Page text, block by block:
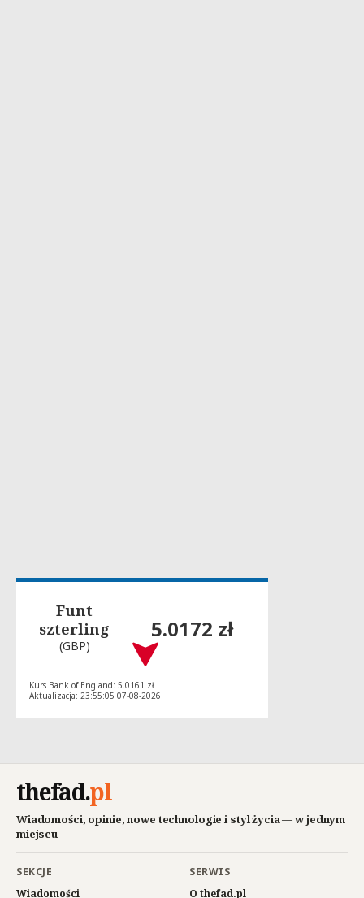
Funt
szterling
(GBP)
5.0172 zł
Kurs Bank of England: 5.0161 zł
Aktualizacja: 23:55:05 07-08-2026
thefad.pl
Wiadomości, opinie, nowe technologie i styl życia — w jednym
miejscu
SEKCJE
Wiadomości
SERWIS
O thefad.pl